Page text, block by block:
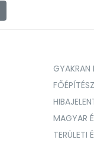
GYAKRAN
MAGYAR
TERÜLETI